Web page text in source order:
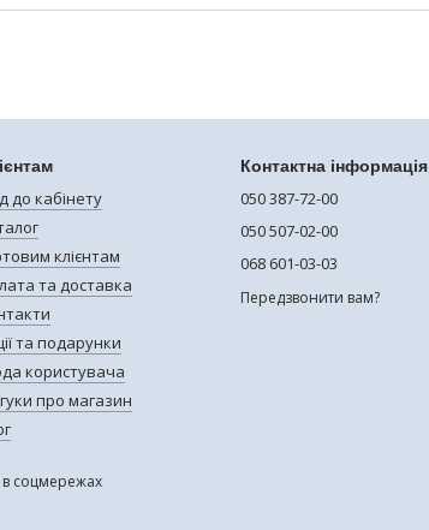
до кабінету
клієнтам
та доставка
та подарунки
користувача
про магазин
соцмережах
Контактна інформація
050 387-72-00
050 507-02-00
068 601-03-03
Передзвонити вам?